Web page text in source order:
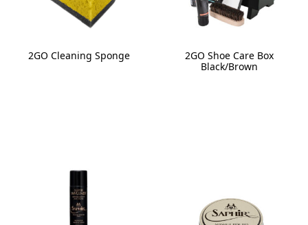
2GO Cleaning Sponge 2GO Shoe Care Box
Black/Brown
be
chosen